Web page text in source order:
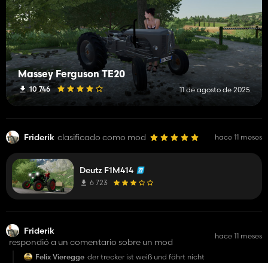
Massey Ferguson TE20
10 746 11 de agosto de 2025
Friderik clasificado como mod hace 11 meses
Deutz F1M414
6 723
Friderik
respondió a un comentario sobre un mod
hace 11 meses
Felix Vieregge der trecker ist weiß und fährt nicht